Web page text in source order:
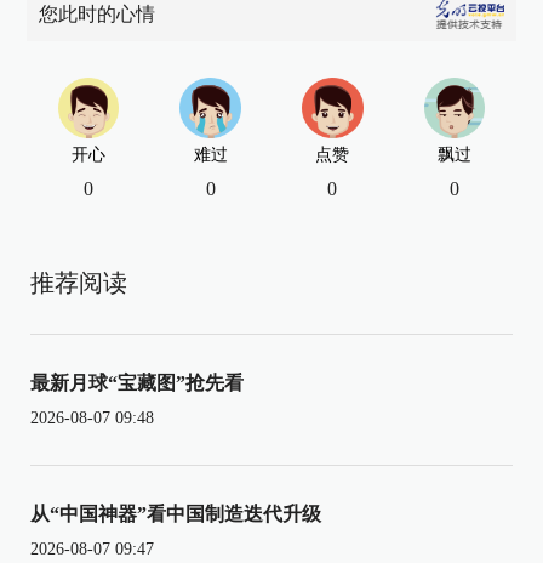
您此时的心情
开心
0
难过
0
点赞
0
飘过
0
推荐阅读
最新月球“宝藏图”抢先看
2026-08-07 09:48
从“中国神器”看中国制造迭代升级
2026-08-07 09:47